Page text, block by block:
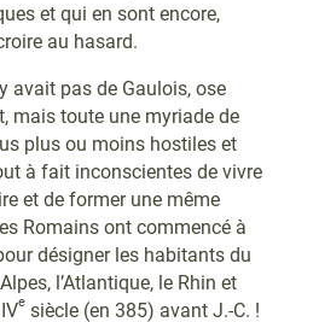
et qui en sont encore,
au hasard.
avait pas de Gaulois, ose
mais toute une myriade de
plus ou moins hostiles et
à fait inconscientes de vivre
et de former une même
Romains ont commencé à
désigner les habitants du
l’Atlantique, le Rhin et
esiècle (en 385) avant J.-C. !